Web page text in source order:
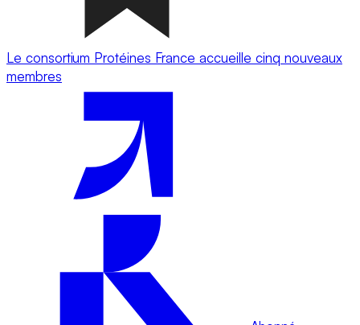
Le consortium Protéines France accueille cinq nouveaux
membres